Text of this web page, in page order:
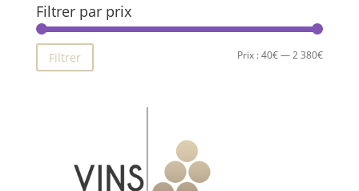
Filtrer par prix
Prix
Prix
Filtrer Prix :40€—2 380€